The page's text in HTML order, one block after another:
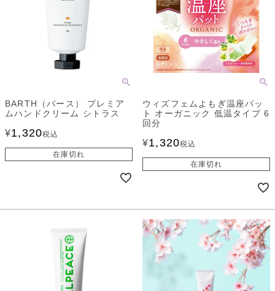
BARTH（バース） プレミア
ムハンドクリーム シトラス
¥1,320税込
在庫切れ
ウィズフェムよもぎ温座パッ
ト オーガニック 低温タイプ 6
回分
¥1,320税込
在庫切れ